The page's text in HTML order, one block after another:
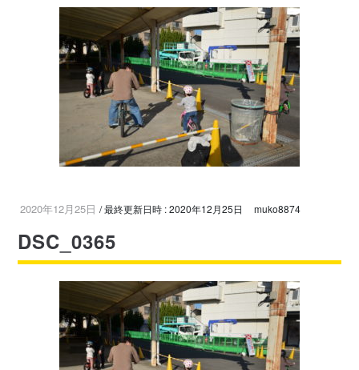
2020年12月25日 / 最終更新日時 :2020年12月25日 muko8874
DSC_0365